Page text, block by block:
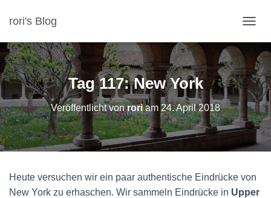
rori's Blog
A
G
A
T
I
O
U
C
H
Tag 117: New York
Veröffentlicht vonroriam24. April 2018
Heute versuchen wir ein paar authentische Eindrücke von
New York zu erhaschen. Wir sammeln Eindrücke in Upper